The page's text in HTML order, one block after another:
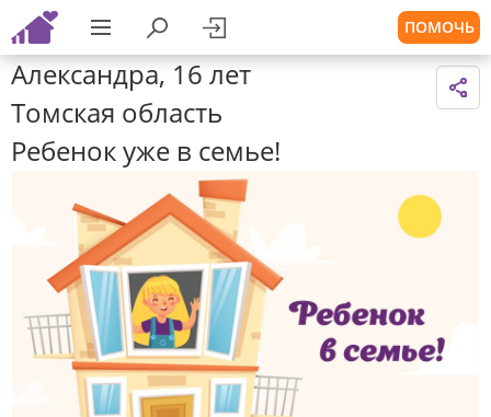
ПОМОЧЬ
Александра, 16 лет
Томская область
Ребенок уже в семье!